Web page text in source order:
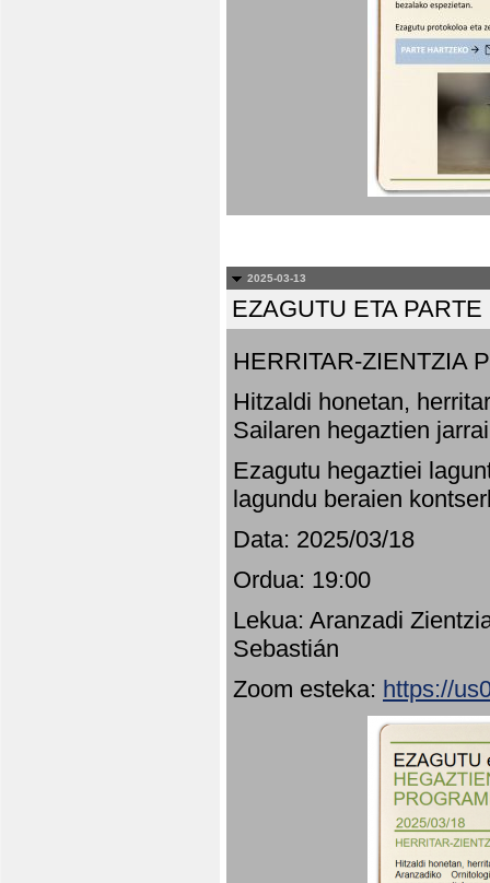
2025-03-13
EZAGUTU ETA
HERRITAR-ZIENTZIA
Hitzaldi honetan,
Sailaren hegaztien
Ezagutu hegaztiei
lagundu beraien
Data: 2025/03/18
Ordua: 19:00
Lekua: Aranzadi
Sebastián
Zoom esteka: https://